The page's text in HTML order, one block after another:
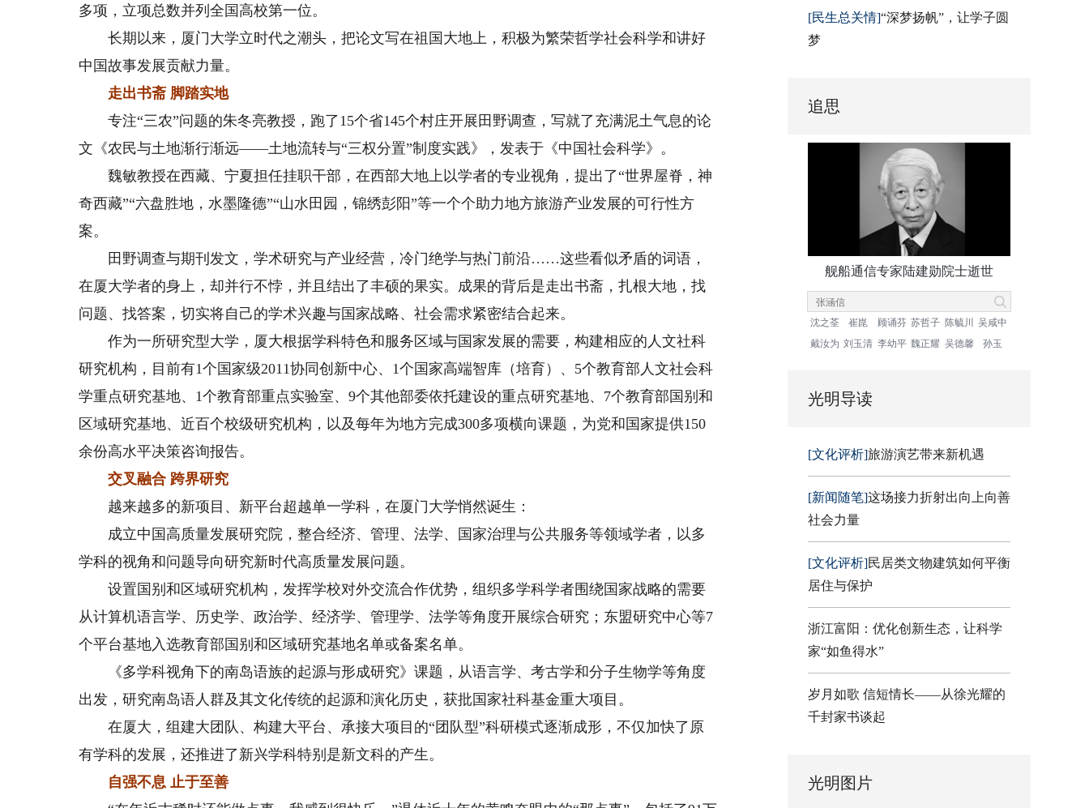
多项，立项总数并列全国高校第一位。
长期以来，厦门大学立时代之潮头，把论文写在祖国大地上，积极为繁荣哲学社会科学和讲好
中国故事发展贡献力量。
走出书斋 脚踏实地
专注“三农”问题的朱冬亮教授，跑了15个省145个村庄开展田野调查，写就了充满泥土气息的论
文《农民与土地渐行渐远——土地流转与“三权分置”制度实践》，发表于《中国社会科学》。
魏敏教授在西藏、宁夏担任挂职干部，在西部大地上以学者的专业视角，提出了“世界屋脊，神
奇西藏”“六盘胜地，水墨隆德”“山水田园，锦绣彭阳”等一个个助力地方旅游产业发展的可行性方
案。
田野调查与期刊发文，学术研究与产业经营，冷门绝学与热门前沿……这些看似矛盾的词语，
在厦大学者的身上，却并行不悖，并且结出了丰硕的果实。成果的背后是走出书斋，扎根大地，找
问题、找答案，切实将自己的学术兴趣与国家战略、社会需求紧密结合起来。
作为一所研究型大学，厦大根据学科特色和服务区域与国家发展的需要，构建相应的人文社科
研究机构，目前有1个国家级2011协同创新中心、1个国家高端智库（培育）、5个教育部人文社会科
学重点研究基地、1个教育部重点实验室、9个其他部委依托建设的重点研究基地、7个教育部国别和
区域研究基地、近百个校级研究机构，以及每年为地方完成300多项横向课题，为党和国家提供150
余份高水平决策咨询报告。
交叉融合 跨界研究
越来越多的新项目、新平台超越单一学科，在厦门大学悄然诞生：
成立中国高质量发展研究院，整合经济、管理、法学、国家治理与公共服务等领域学者，以多
学科的视角和问题导向研究新时代高质量发展问题。
设置国别和区域研究机构，发挥学校对外交流合作优势，组织多学科学者围绕国家战略的需要
从计算机语言学、历史学、政治学、经济学、管理学、法学等角度开展综合研究；东盟研究中心等7
个平台基地入选教育部国别和区域研究基地名单或备案名单。
《多学科视角下的南岛语族的起源与形成研究》课题，从语言学、考古学和分子生物学等角度
出发，研究南岛语人群及其文化传统的起源和演化历史，获批国家社科基金重大项目。
在厦大，组建大团队、构建大平台、承接大项目的“团队型”科研模式逐渐成形，不仅加快了原
有学科的发展，还推进了新兴学科特别是新文科的产生。
自强不息 止于至善
[民生总关情]“深梦扬帆”，让学子圆
梦
追思
舰船通信专家陆建勋院士逝世
沈之荃 崔崑 顾诵芬 苏哲子 陈毓川
吴咸中
戴汝为 刘玉清 李幼平 魏正耀 吴德馨 孙玉
光明导读
[文化评析]旅游演艺带来新机遇
[新闻随笔]这场接力折射出向上向善
社会力量
[文化评析]民居类文物建筑如何平衡
居住与保护
浙江富阳：优化创新生态，让科学
家“如鱼得水”
岁月如歌 信短情长——从徐光耀的
千封家书谈起
光明图片